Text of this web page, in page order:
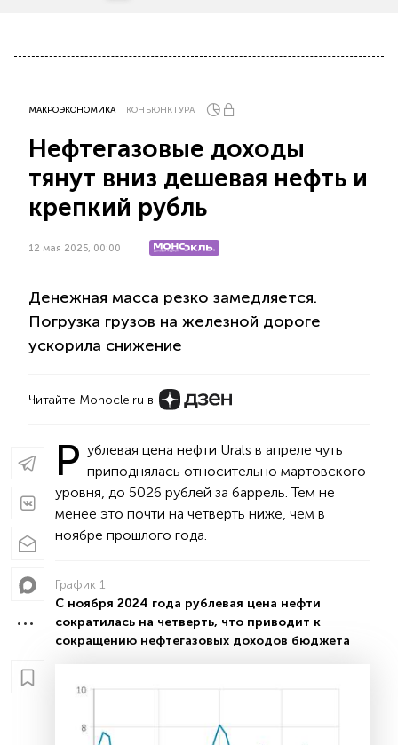
МАКРОЭКОНОМИКА КОНЪЮНКТУРА
Нефтегазовые доходы
тянут вниз дешевая нефть и
крепкий рубль
12 мая 2025, 00:00
Денежная масса резко замедляется.
Погрузка грузов на железной дороге
ускорила снижение
Читайте Monocle.ru в
Р ублевая цена нефти Urals в апреле чуть
приподнялась относительно мартовского
уровня, до 5026 рублей за баррель. Тем не
менее это почти на четверть ниже, чем в
ноябре прошлого года.
График 1
С ноября 2024 года рублевая цена нефти
сократилась на четверть, что приводит к
сокращению нефтегазовых доходов бюджета